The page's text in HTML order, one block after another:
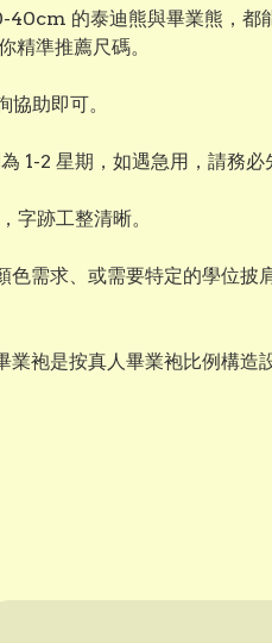
的泰迪熊與畢業熊，都
精準推薦尺碼。
助即可。
2 星期，如遇急用，請務必
字跡工整清晰。
需求、或需要特定的學位
袍是按真人畢業袍比例構